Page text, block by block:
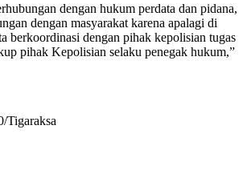
dengan hukum perdata dan pidana,
dengan masyarakat karena apalagi di
berkoordinasi dengan pihak kepolisian tugas
pihak Kepolisian selaku penegak hukum,”
Tigaraksa